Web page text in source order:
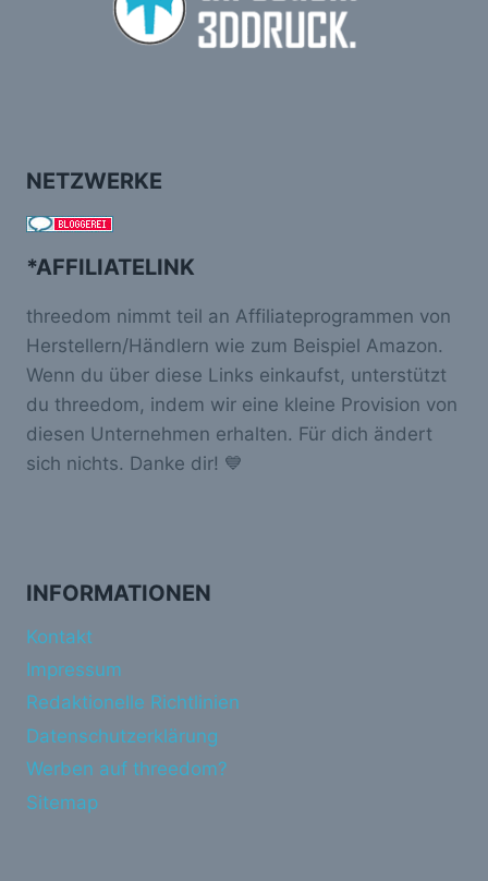
NETZWERKE
*AFFILIATELINK
threedom nimmt teil an Affiliateprogrammen von
Herstellern/Händlern wie zum Beispiel Amazon.
Wenn du über diese Links einkaufst, unterstützt
du threedom, indem wir eine kleine Provision von
diesen Unternehmen erhalten. Für dich ändert
sich nichts. Danke dir! 💙
INFORMATIONEN
Kontakt
Impressum
Redaktionelle Richtlinien
Datenschutzerklärung
Werben auf threedom?
Sitemap